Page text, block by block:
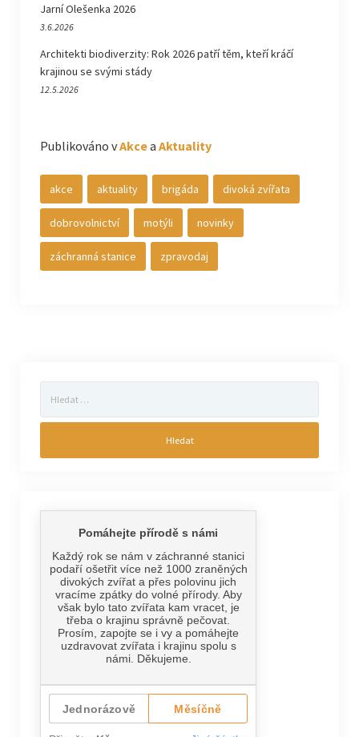
Jarní Olešenka 2026
3.6.2026
Architekti biodiverzity: Rok 2026 patří těm, kteří kráčí
krajinou se svými stády
12.5.2026
Publikováno vAkcea Aktuality
akce aktuality brigáda divoká zvířata
dobrovolnictví motýli novinky
záchranná stanice zpravodaj